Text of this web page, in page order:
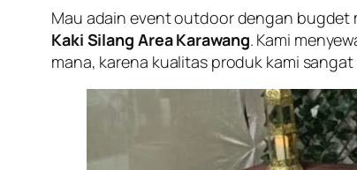
Mau adain event outdoor dengan bugdet
Kaki Silang Area Karawang. Kami
mana, karena kualitas produk kami